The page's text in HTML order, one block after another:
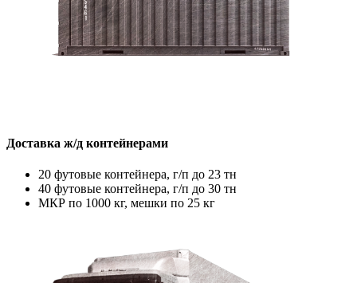
Доставка ж/д контейнерами
20 футовые контейнера, г/п до 23 тн
40 футовые контейнера, г/п до 30 тн
МКР по 1000 кг, мешки по 25 кг